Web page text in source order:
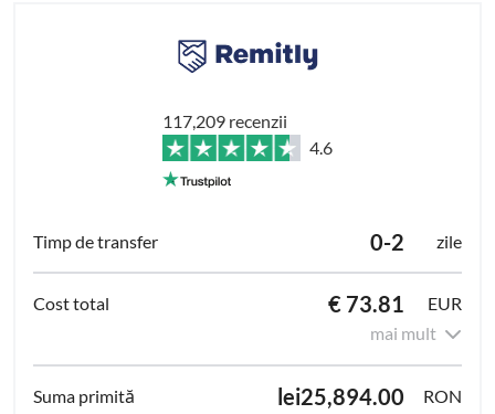
117,209 recenzii
4.6
0-2 zile
€ 73.81
EUR
mai mult
lei25,894.00 RON